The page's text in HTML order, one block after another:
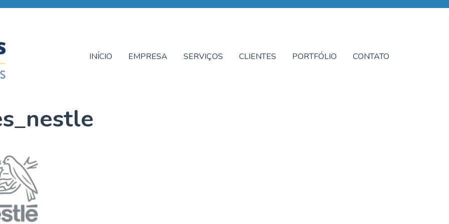
INÍCIO EMPRESA SERVIÇOS CLIENTES PORTFÓLIO CONTATO